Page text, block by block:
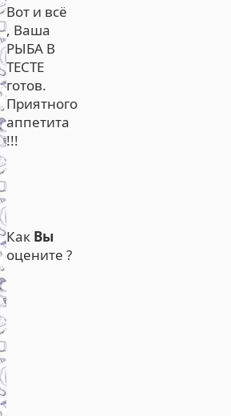
Вот и всё
, Ваша
РЫБА В
ТЕСТЕ
готов.
Приятного
аппетита
!!!
Как Вы
оцените ?